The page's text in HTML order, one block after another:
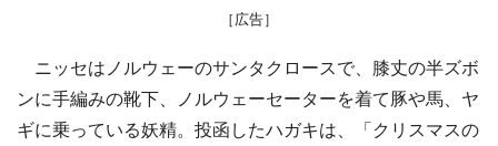
［広告］
ニッセはノルウェーのサンタクロースで、膝丈の半ズボ
ンに手編みの靴下、ノルウェーセーターを着て豚や馬、ヤ
ギに乗っている妖精。投函したハガキは、「クリスマスの